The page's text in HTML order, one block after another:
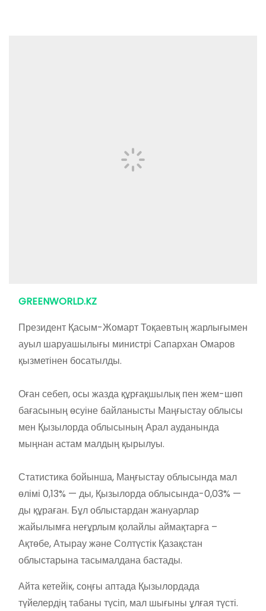
GREENWORLD.KZ
Президент Қасым-Жомарт Тоқаевтың жарлығымен
ауыл шаруашылығы министрі Сапархан Омаров
қызметінен босатылды.
Оған себеп, осы жазда құрғақшылық пен жем-шөп
бағасының өсуіне байланысты Маңғыстау облысы
мен Қызылорда облысының Арал ауданында
мыңнан астам малдың қырылуы.
Статистика бойынша, Маңғыстау облысында мал
өлімі 0,13% — ды, Қызылорда облысында-0,03% —
ды құраған. Бұл облыстардан жануарлар
жайылымға неғұрлым қолайлы аймақтарға –
Ақтөбе, Атырау және Солтүстік Қазақстан
облыстарына тасымалдана бастады.
Айта кетейік, соңғы аптада Қызылордада
түйелердің табаны түсіп, мал шығыны ұлғая түсті.